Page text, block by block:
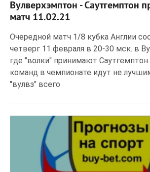
Вулверхэмптон - Саутгемптон
матч 11.02.21
Очередной матч 1/8 кубка Англии
четверг 11 февраля в 20-30 мск. в
где "волки" принимают
команд в чемпионате идут не
"вулвз" всего